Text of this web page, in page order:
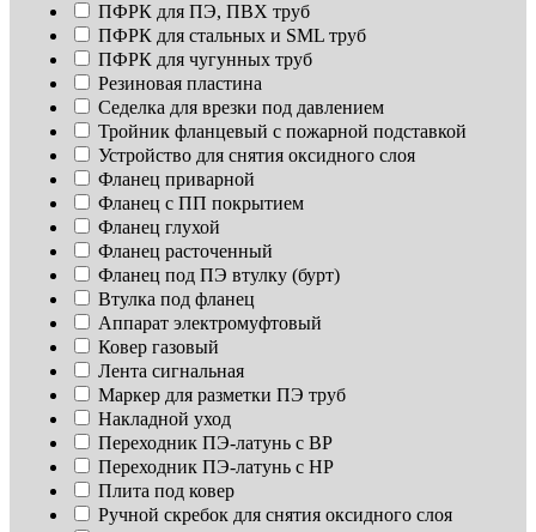
ПФРК для ПЭ, ПВХ труб
ПФРК для стальных и SML труб
ПФРК для чугунных труб
Резиновая пластина
Седелка для врезки под давлением
Тройник фланцевый с пожарной подставкой
Устройство для снятия оксидного слоя
Фланец приварной
Фланец с ПП покрытием
Фланец глухой
Фланец расточенный
Фланец под ПЭ втулку (бурт)
Втулка под фланец
Аппарат электромуфтовый
Ковер газовый
Лента сигнальная
Маркер для разметки ПЭ труб
Накладной уход
Переходник ПЭ-латунь с ВР
Переходник ПЭ-латунь с НР
Плита под ковер
Ручной скребок для снятия оксидного слоя